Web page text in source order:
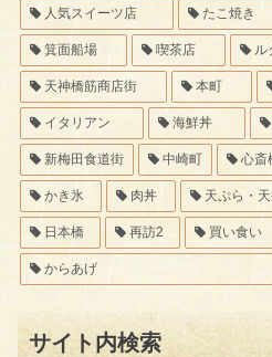
人気スイーツ店 たこ焼き
箕面船場 喫茶店 ル
天神橋筋商店街 本町
イタリアン 海鮮丼
新梅田食道街 中崎町 心斎
かき氷 肉丼 天ぷら・
日本橋 再訪2 買い食い
からあげ
サイト内検索